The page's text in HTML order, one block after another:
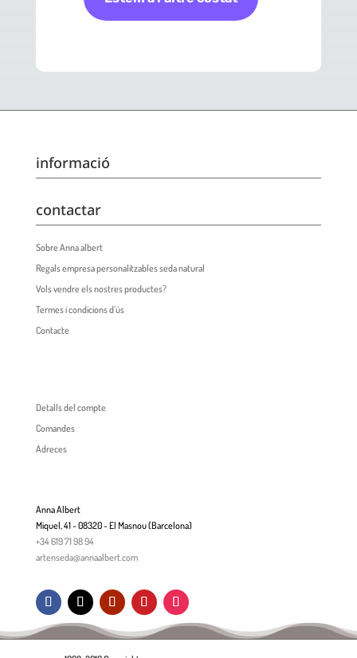
informació
contactar
Sobre Anna albert
Regals empresa personalitzables seda natural
Vols vendre els nostres productes?
Termes i condicions d’ús
Contacte
Detalls del compte
Comandes
Adreces
Anna Albert
Miquel, 41 - 08320 - El Masnou (Barcelona)
+34 619 71 98 94
artenseda@annaalbert.com